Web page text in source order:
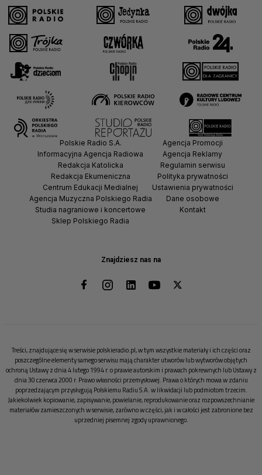
Znajdziesz nas na
Polskie Radio S.A.
Informacyjna Agencja Radiowa
Redakcja Katolicka
Redakcja Ekumeniczna
Centrum Edukacji Medialnej
Agencja Muzyczna Polskiego Radia
Studia nagraniowe i koncertowe
Sklep Polskiego Radia
Agencja Promocji
Agencja Reklamy
Regulamin serwisu
Polityka prywatności
Ustawienia prywatności
Dane osobowe
Kontakt
Treści, znajdujące się w serwisie polskieradio.pl, w tym wszystkie materiały i ich części oraz
poszczególne elementy samego serwisu mają charakter utworów lub wytworów objętych
ochroną Ustawy z dnia 4 lutego 1994 r. o prawie autorskim i prawach pokrewnych lub Ustawy z
dnia 30 czerwca 2000 r. Prawo własności przemysłowej. Prawa o których mowa w zdaniu
poprzedzającym przysługują Polskiemu Radiu S.A. w likwidacji lub podmiotom trzecim.
Jakiekolwiek kopiowanie, zapisywanie, powielanie, reprodukowanie oraz rozpowszechnianie
materiałów zamieszczonych w serwisie, zarówno w części, jak i w całości jest zabronione bez
uprzedniej pisemnej zgody uprawnionego.